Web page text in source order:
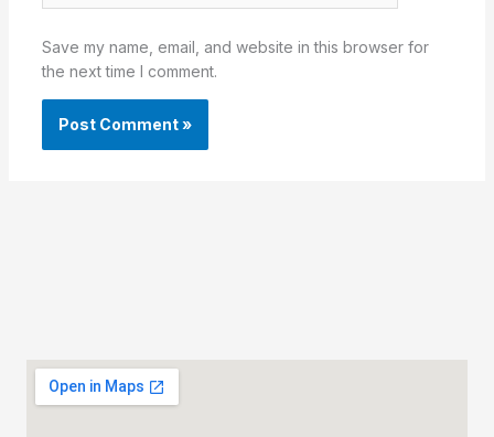
Save my name, email, and website in this browser for
the next time I comment.